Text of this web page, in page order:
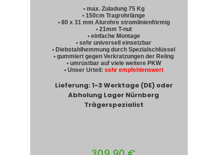
• max. Zuladung 75 Kg
• 150cm Tragrohrlänge
• 80 x 31 mm Alurohre stromlinienförmig
• 21mm T-nut
• einfache Montage
• sehr universell einsetzbar
• Diebstahlhemmung durch Spezialschlüssel
• gummiert gegen Verkratzungen der Reling
• umrüstbar auf viele weitere PKW
• Unser Urteil: sehr empfehlenswert
Lieferung: 1-3 Werktage (DE) oder
Abholung Lager Nürnberg
Trägerspezialist